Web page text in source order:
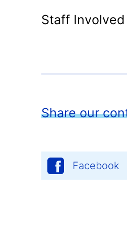
Staff Involved
Share our
Facebook